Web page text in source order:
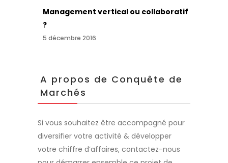
Management vertical ou collaboratif
?
5 décembre 2016
A propos de Conquête de
Marchés
Si vous souhaitez être accompagné pour
diversifier votre activité & développer
votre chiffre d’affaires, contactez-nous